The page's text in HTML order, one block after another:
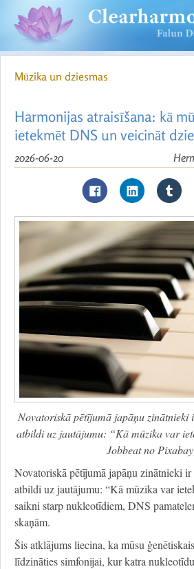
Mūzika un dziesmas
Harmonijas atraisīšana: kā
ietekmēt DNS un veicināt
2026-06-20
Novatoriskā pētījumā japāņu
atbildi uz jautājumu: “Kā mūzika var
Jobbeat no
Novatoriskā pētījumā japāņu zinātnieki ir
atbildi uz jautājumu: “Kā mūzika var
saikni starp nukleotīdiem, DNS
skaņām.
Šis atklājums liecina, ka mūsu
līdzināties simfonijai, kur katra